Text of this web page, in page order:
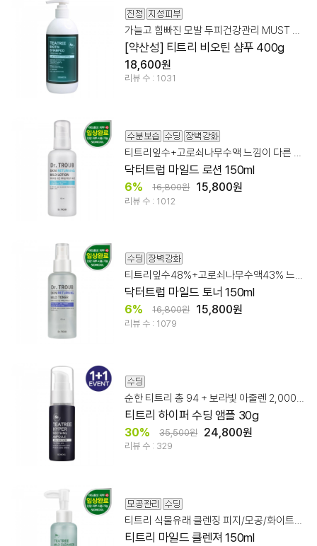
가늘고 힘빠진 모발 두피건강관리 MUST HAVE!
[약산성] 티트리 비오틴 샴푸 400g
18,600원
리뷰 수 : 1031
티트리잎수+고로쇠나무수액 느낌이 다른 스킨케어!
닥터트럽 마일드 로션 150ml
6% 16,800원 15,800원
리뷰 수 : 1012
티트리잎수48%+고로쇠나무수액43% 느낌이 다른 스킨케어!
닥터트럽 마일드 토너 150ml
6% 16,800원 15,800원
리뷰 수 : 1079
순한 티트리 총 94 + 보라빛 아줄렌 2,000ppm
티트리 하이퍼 수딩 앰플 30g
30% 35,500원 24,800원
리뷰 수 : 329
티트리 식물유래 클렌징 피지/모공/화이트헤드
티트리 마일드 클렌져 150ml